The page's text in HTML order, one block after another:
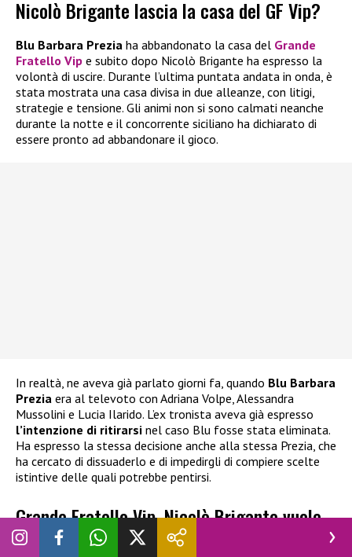
Nicolò Brigante lascia la casa del GF Vip?
Blu Barbara Prezia ha abbandonato la casa del Grande
Fratello Vip e subito dopo Nicolò Brigante ha espresso la
volontà di uscire. Durante l’ultima puntata andata in onda, è
stata mostrata una casa divisa in due alleanze, con litigi,
strategie e tensione. Gli animi non si sono calmati neanche
durante la notte e il concorrente siciliano ha dichiarato di
essere pronto ad abbandonare il gioco.
In realtà, ne aveva già parlato giorni fa, quando Blu Barbara
Prezia era al televoto con Adriana Volpe, Alessandra
Mussolini e Lucia Ilarido. L’ex tronista aveva già espresso
l’intenzione di ritirarsi nel caso Blu fosse stata eliminata.
Ha espresso la stessa decisione anche alla stessa Prezia, che
ha cercato di dissuaderlo e di impedirgli di compiere scelte
istintive delle quali potrebbe pentirsi.
Grande Fratello Vip, Nicolò Brigante vuole
abbandonare: cosa è successo